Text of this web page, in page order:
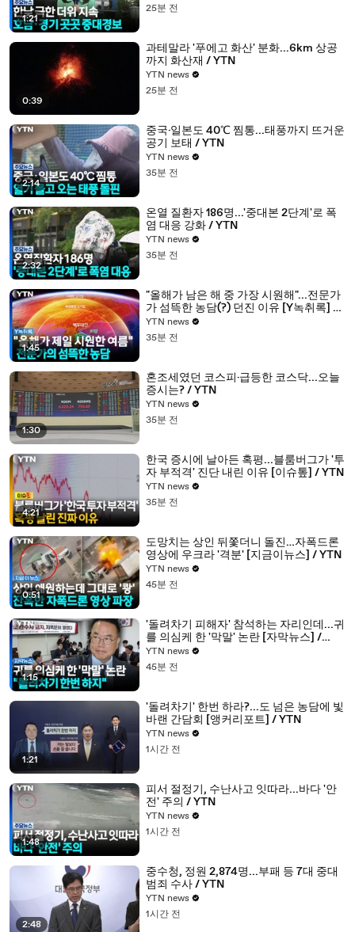
1:21
25분 전
0:39
과테말라 '푸에고 화산' 분화...6km 상공
까지 화산재 / YTN
YTN news
25분 전
2:14
중국·일본도 40℃ 찜통...태풍까지 뜨거운
공기 보태 / YTN
YTN news
35분 전
2:32
온열 질환자 186명...'중대본 2단계'로 폭
염 대응 강화 / YTN
YTN news
35분 전
1:45
"올해가 남은 해 중 가장 시원해"...전문가
가 섬뜩한 농담(?) 던진 이유 [Y녹취록] /
YTN
YTN news
35분 전
1:30
혼조세였던 코스피·급등한 코스닥...오늘
증시는? / YTN
YTN news
35분 전
4:21
한국 증시에 날아든 혹평...블룸버그가 '투
자 부적격' 진단 내린 이유 [이슈톺] / YTN
YTN news
35분 전
0:51
도망치는 상인 뒤쫓더니 돌진…자폭드론
영상에 우크라 '격분' [지금이뉴스] / YTN
YTN news
45분 전
1:15
'돌려차기 피해자' 참석하는 자리인데...귀
를 의심케 한 '막말' 논란 [자막뉴스] /
YTN
YTN news
45분 전
1:21
'돌려차기' 한번 하라?...도 넘은 농담에 빛
바랜 간담회 [앵커리포트] / YTN
YTN news
1시간 전
1:48
피서 절정기, 수난사고 잇따라...바다 '안
전' 주의 / YTN
YTN news
1시간 전
2:48
중수청, 정원 2,874명...부패 등 7대 중대
범죄 수사 / YTN
YTN news
1시간 전